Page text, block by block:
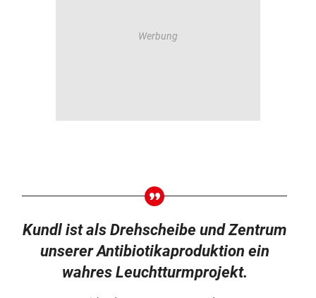
Kundl ist als Drehscheibe und Zentrum
unserer Antibiotikaproduktion ein
wahres Leuchtturmprojekt.